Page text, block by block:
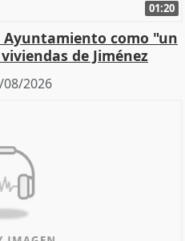
01:20
como "un
de Jiménez
08/2026